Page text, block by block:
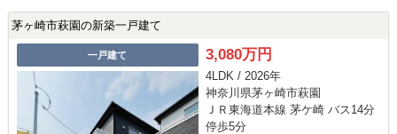
茅ヶ崎市萩園の新築一戸建て
一戸建て 3,080万円
4LDK / 2026年
神奈川県茅ヶ崎市萩園
ＪＲ東海道本線 茅ケ崎 バス14分
停歩5分